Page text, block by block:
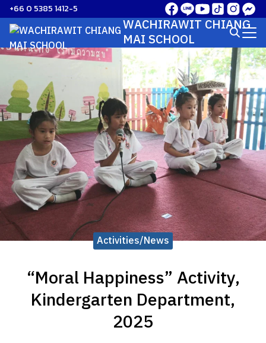
Skip
to
content
+66 0 5385 1412-5
WACHIRAWIT CHIANG
MAI SCHOOL
Search
for:
Activities/News
“Moral Happiness” Activity,
Kindergarten Department,
2025